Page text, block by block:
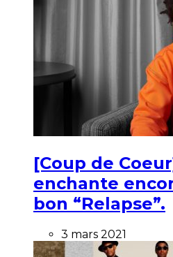
[Coup de
enchante
bon “Relapse”.
3 mars 2021